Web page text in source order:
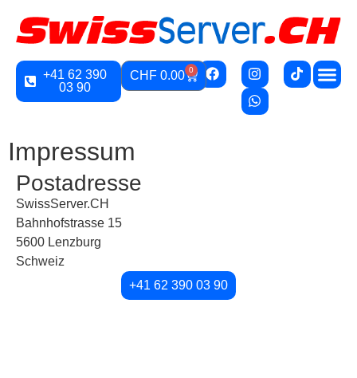
+41 62 390
03 90
CHF0.00 0
Impressum
Postadresse
SwissServer.CH
Bahnhofstrasse 15
5600 Lenzburg
Schweiz
+41 62 390 03 90